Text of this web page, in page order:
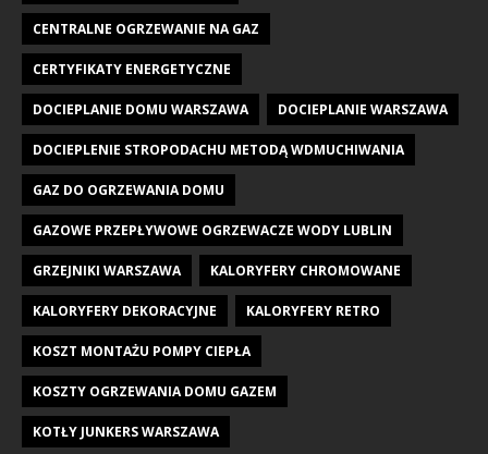
CENTRALNE OGRZEWANIE NA GAZ
CERTYFIKATY ENERGETYCZNE
DOCIEPLANIE DOMU WARSZAWA DOCIEPLANIE WARSZAWA
DOCIEPLENIE STROPODACHU METODĄ WDMUCHIWANIA
GAZ DO OGRZEWANIA DOMU
GAZOWE PRZEPŁYWOWE OGRZEWACZE WODY LUBLIN
GRZEJNIKI WARSZAWA KALORYFERY CHROMOWANE
KALORYFERY DEKORACYJNE KALORYFERY RETRO
KOSZT MONTAŻU POMPY CIEPŁA
KOSZTY OGRZEWANIA DOMU GAZEM
KOTŁY JUNKERS WARSZAWA